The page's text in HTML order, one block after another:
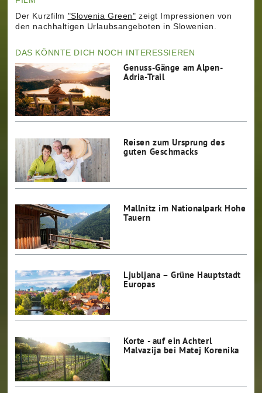
Der Kurzfilm "Slovenia Green" zeigt Impressionen von
den nachhaltigen Urlaubsangeboten in Slowenien.
DAS KÖNNTE DICH NOCH INTERESSIEREN
Genuss-Gänge am Alpen-
Adria-Trail
Reisen zum Ursprung des
guten Geschmacks
Mallnitz im Nationalpark Hohe
Tauern
Ljubljana – Grüne Hauptstadt
Europas
Korte - auf ein Achterl
Malvazija bei Matej Korenika